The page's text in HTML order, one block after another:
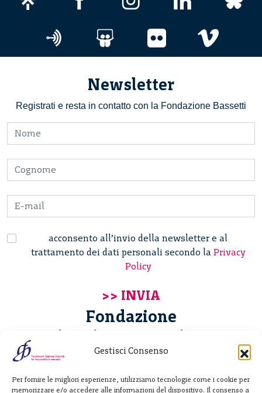
Gestisci Consenso
Per fornire le migliori esperienze, utilizziamo tecnologie come i cookie per
memorizzare e/o accedere alle informazioni del dispositivo. Il consenso a
Newsletter
Registrati e resta in contatto con la Fondazione Bassetti
acconsento all’invio della newsletter e al
trattamento dei dati personali secondo la Privacy
Policy
Fondazione
Giannino Bassetti ETS
20122 Milano - Italia